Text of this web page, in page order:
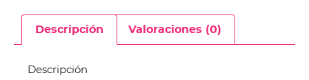
Descripción Valoraciones (0)
Descripción